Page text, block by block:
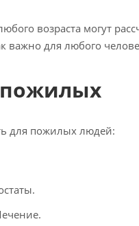
возраста могут
важно для любого
пожилых
для пожилых людей: